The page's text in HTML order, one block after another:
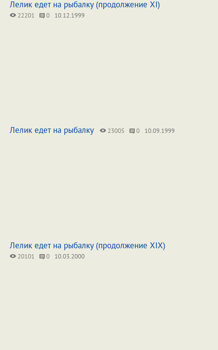
Лелик едет на рыбалку (продолжение XI)
22201 0 10.12.1999
Лелик едет на рыбалку 23005 0 10.09.1999
Лелик едет на рыбалку (продолжение XIX)
20101 0 10.03.2000